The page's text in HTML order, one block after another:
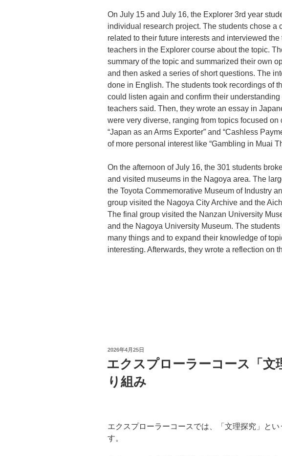
On July 15 and July 16, the Explorer 3rd year
individual research project. The students chose a
related to their future interests and interviewed the
teachers in the Explorer course about the topic.
summary of the topic and summarized their own
and then asked a series of short questions. The
done in English. The students took recordings of
could listen again and confirm their understanding
teachers said. Then, they wrote an essay in
were very diverse, ranging from topics focused on
“Japan as an Arms Exporter” and “Cashless
of more personal interest like “Gambling in Muai
On the afternoon of July 16, the 301 students
and visited museums in the Nagoya area. The
the Toyota Commemorative Museum of Industry
group visited the Nagoya City Archive and the
The final group visited the Nanzan University
and the Nagoya University Museum. The
many things and to expand their knowledge of
interesting. Afterwards, they wrote a reflection on
投
2026年4月25日
エクスプローラーコース「文
り組み
エクスプローラーコースでは、「文理探究」とい
す。